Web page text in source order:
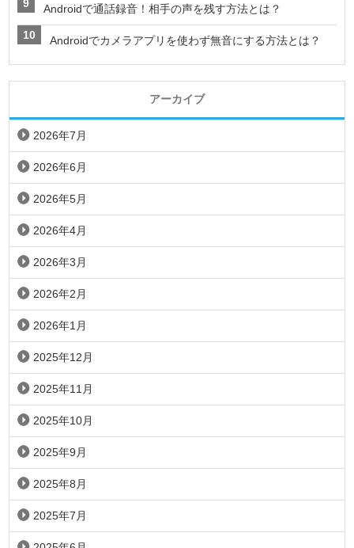
Androidで通話録音！相手の声を残す方法とは？
Androidでカメラアプリを使わず無音にする方法とは？
アーカイブ
2026年7月
2026年6月
2026年5月
2026年4月
2026年3月
2026年2月
2026年1月
2025年12月
2025年11月
2025年10月
2025年9月
2025年8月
2025年7月